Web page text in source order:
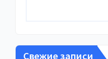
Свежие записи